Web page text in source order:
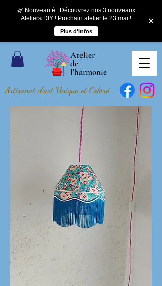
🌿 Nouveauté : Découvrez nos 3 nouveaux
Ateliers DIY ! Prochain atelier le 23 mai !
Plus d'infos
✕
Atelier
de
l'harmonie
Artisanat d'art Unique et Coloré